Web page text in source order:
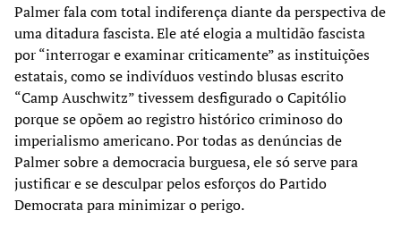
Palmer fala com total indiferença diante da perspectiva de
uma ditadura fascista. Ele até elogia a multidão fascista
por “interrogar e examinar criticamente” as instituições
estatais, como se indivíduos vestindo blusas escrito
“Camp Auschwitz” tivessem desfigurado o Capitólio
porque se opõem ao registro histórico criminoso do
imperialismo americano. Por todas as denúncias de
Palmer sobre a democracia burguesa, ele só serve para
justificar e se desculpar pelos esforços do Partido
Democrata para minimizar o perigo.